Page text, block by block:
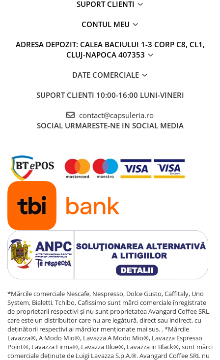
SUPORT CLIENTI
CONTUL MEU
ADRESA DEPOZIT: CALEA BACIULUI 1-3 CORP C8, CL1,
CLUJ-NAPOCA 407353
DATE COMERCIALE
SUPORT CLIENTI 10:00-16:00 LUNI-VINERI
contact@capsuleria.ro
SOCIAL URMARESTE-NE IN SOCIAL MEDIA
*Mărcile comerciale Nescafe, Nespresso, Dolce Gusto, Caffitaly, Uno
System, Bialetti, Tchibo, Cafissimo sunt mărci comerciale înregistrate
de proprietarii respectivi și nu sunt proprietatea Avangard Coffee SRL,
care este un distribuitor care nu are legătură, direct sau indirect, cu
deținătorii respectivi ai mărcilor menționate mai sus. . *Mărcile
Lavazza®, A Modo Mio®, Lavazza A Modo Mio®, Lavazza Espresso
Point®, Lavazza Firma®, Lavazza Blue®, Lavazza in Black®, sunt mărci
comerciale deținute de Luigi Lavazza S.p.A.®. Avangard Coffee SRL nu